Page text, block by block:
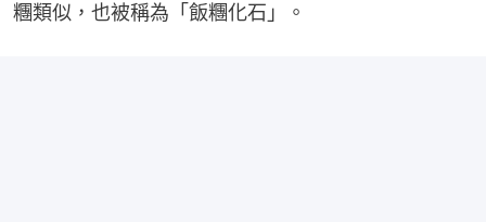
糰類似，也被稱為「飯糰化石」。